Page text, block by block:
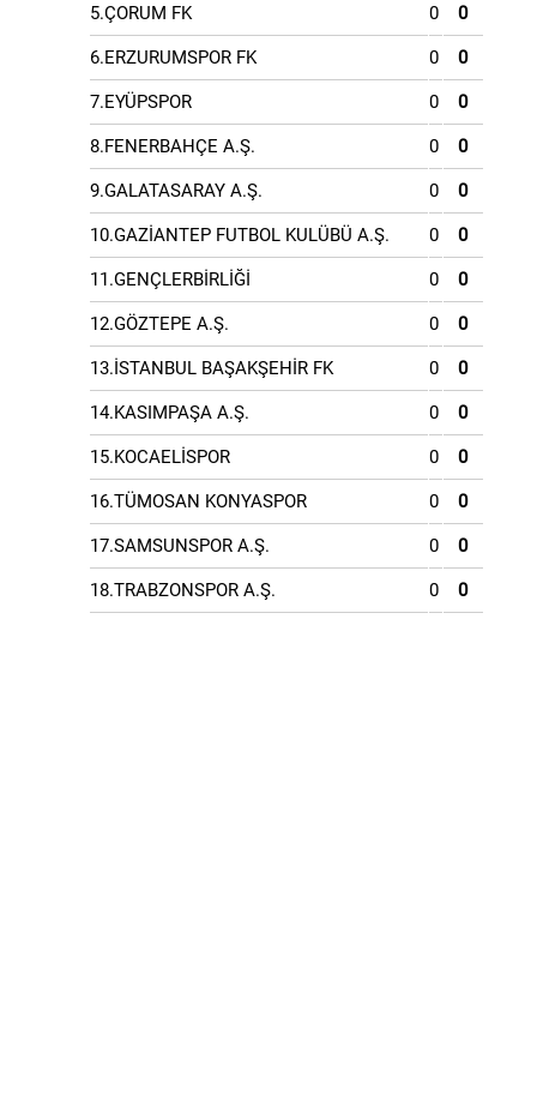
5.ÇORUM FK 0 0
6.ERZURUMSPOR FK 0 0
7.EYÜPSPOR 0 0
8.FENERBAHÇE A.Ş. 0 0
9.GALATASARAY A.Ş. 0 0
10.GAZİANTEP FUTBOL KULÜBÜ A.Ş. 0 0
11.GENÇLERBİRLİĞİ 0 0
12.GÖZTEPE A.Ş. 0 0
13.İSTANBUL BAŞAKŞEHİR FK 0 0
14.KASIMPAŞA A.Ş. 0 0
15.KOCAELİSPOR 0 0
16.TÜMOSAN KONYASPOR 0 0
17.SAMSUNSPOR A.Ş. 0 0
18.TRABZONSPOR A.Ş. 0 0